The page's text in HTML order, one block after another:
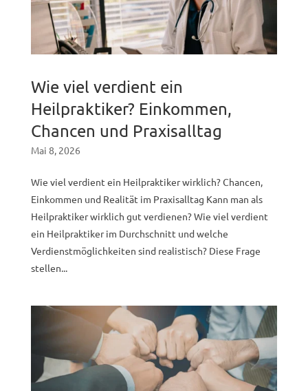
Wie viel verdient ein
Heilpraktiker? Einkommen,
Chancen und Praxisalltag
Mai 8, 2026
Wie viel verdient ein Heilpraktiker wirklich? Chancen,
Einkommen und Realität im Praxisalltag Kann man als
Heilpraktiker wirklich gut verdienen? Wie viel verdient
ein Heilpraktiker im Durchschnitt und welche
Verdienstmöglichkeiten sind realistisch? Diese Frage
stellen...